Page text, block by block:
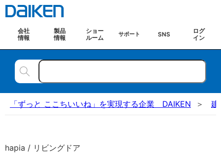
会社
情報
製品
情報
ショー
ルーム
サポート SNS
ログ
イン
「ずっと ここちいいね」を実現する企業 DAIKEN 建
hapia / リビングドア